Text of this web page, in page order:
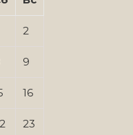
2
9
16
23